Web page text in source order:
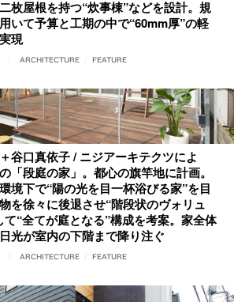
枚屋根を持つ“炊事棟”などを設計。規
いて予算と工期の中で“60mm厚”の軽
現
ARCHITECTURE FEATURE
谷口真依子 / ニジアーキテクツによ
「段庭の家」。都心の旗竿地に計画。
境下で“陽の光を目一杯浴びる家”を目
を徐々に後退させ“階段状のヴォリュ
て“全てが庭となる”構成を考案。家全体
光が室内の下階まで降り注ぐ
ARCHITECTURE FEATURE